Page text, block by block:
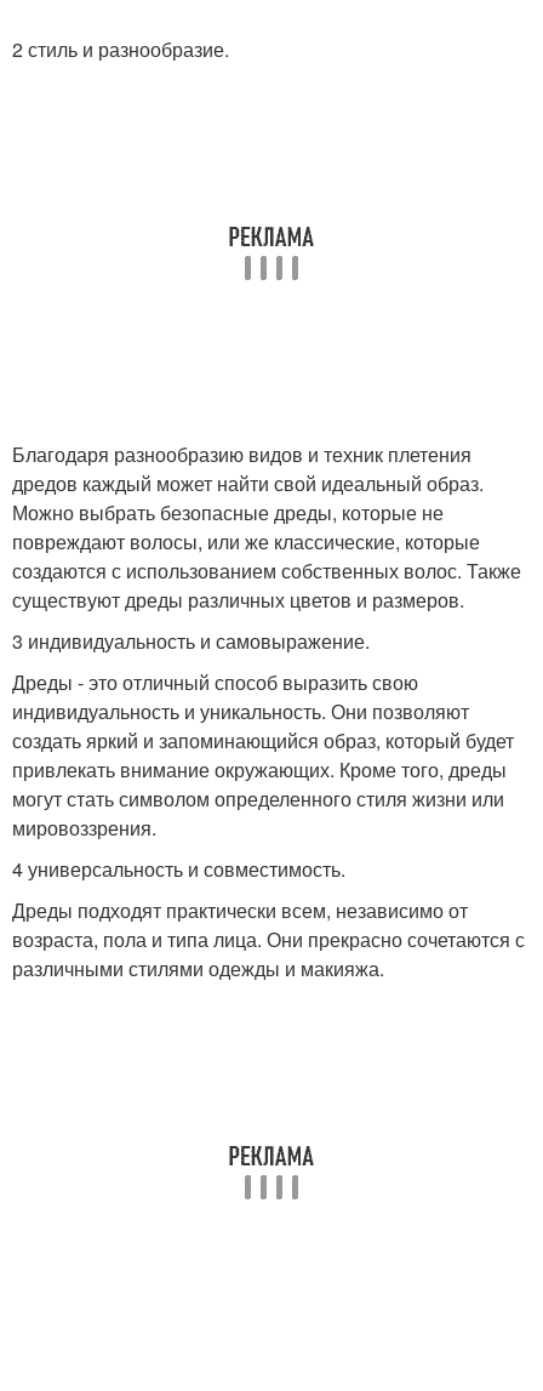
2 стиль и разнообразие.
Благодаря разнообразию видов и техник плетения
дредов каждый может найти свой идеальный образ.
Можно выбрать безопасные дреды, которые не
повреждают волосы, или же классические, которые
создаются с использованием собственных волос. Также
существуют дреды различных цветов и размеров.
3 индивидуальность и самовыражение.
Дреды - это отличный способ выразить свою
индивидуальность и уникальность. Они позволяют
создать яркий и запоминающийся образ, который будет
привлекать внимание окружающих. Кроме того, дреды
могут стать символом определенного стиля жизни или
мировоззрения.
4 универсальность и совместимость.
Дреды подходят практически всем, независимо от
возраста, пола и типа лица. Они прекрасно сочетаются с
различными стилями одежды и макияжа.